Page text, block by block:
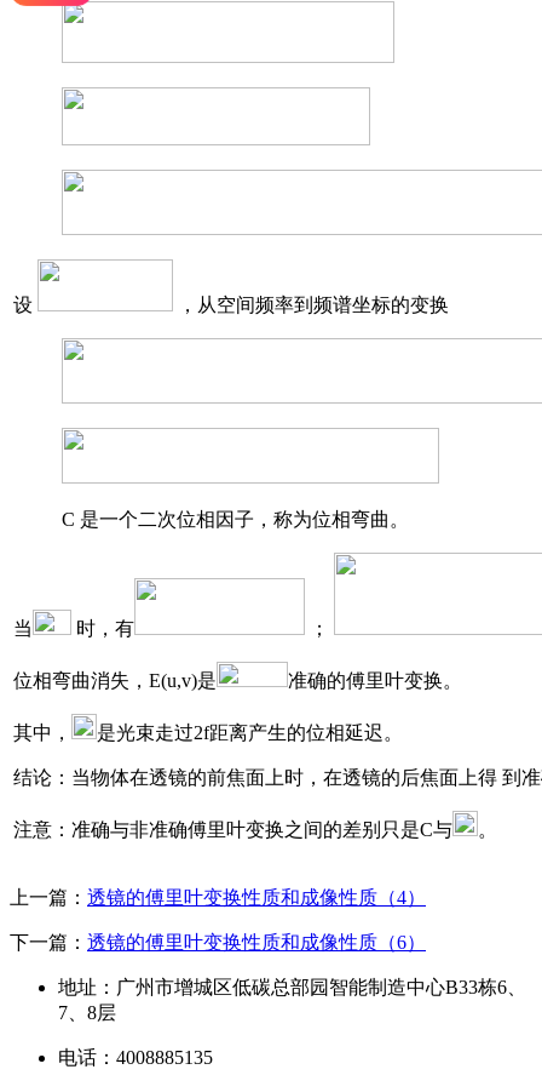
设 ，从空间频率到频谱坐标的变换
C 是一个二次位相因子，称为位相弯曲。
当 时，有 ；
位相弯曲消失，E(u,v)是 准确的傅里叶变换。
其中， 是光束走过2f距离产生的位相延迟。
结论：当物体在透镜的前焦面上时，在透镜的后焦面上得 到
注意：准确与非准确傅里叶变换之间的差别只是C与 。
上一篇： 透镜的傅里叶变换性质和成像性质（4）
下一篇： 透镜的傅里叶变换性质和成像性质（6）
地址：广州市增城区低碳总部园智能制造中心B33栋6、
7、8层
电话：4008885135